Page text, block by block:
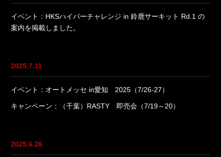
イベント：HKSハイパーチャレンジ in 鈴鹿サーキット Rd.1 の
案内を掲載しました。
2025.7.11
イベント：オートメッセ in愛知 2025（7/26-27）
キャンペーン：（千葉）RASTY 即売会（7/19～20）
2025.6.26